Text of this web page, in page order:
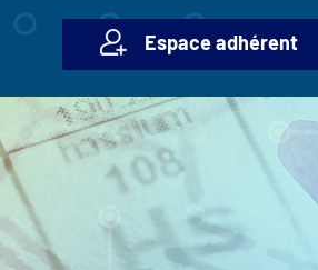
Espace adhérent